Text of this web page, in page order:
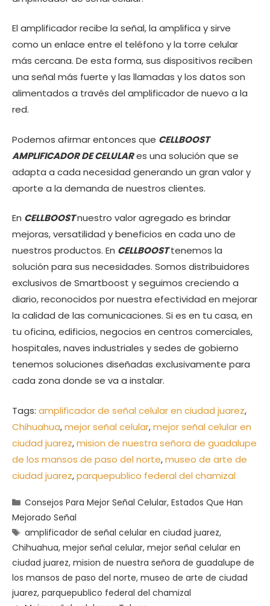
El amplificador recibe la señal, la amplifica y sirve
como un enlace entre el teléfono y la torre celular
más cercana. De esta forma, sus dispositivos reciben
una señal más fuerte y las llamadas y los datos son
alimentados a través del amplificador de nuevo a la
red.
Podemos afirmar entonces que CELLBOOST
AMPLIFICADOR DE CELULARes una solución que se
adapta a cada necesidad generando un gran valor y
aporte a la demanda de nuestros clientes.
En CELLBOOSTnuestro valor agregado es brindar
mejoras, versatilidad y beneficios en cada uno de
nuestros productos. En CELLBOOSTtenemos la
solución para sus necesidades. Somos distribuidores
exclusivos de Smartboost y seguimos creciendo a
diario, reconocidos por nuestra efectividad en mejorar
la calidad de las comunicaciones. Si es en tu casa, en
tu oficina, edificios, negocios en centros comerciales,
hospitales, naves industriales y sedes de gobierno
tenemos soluciones diseñadas exclusivamente para
cada zona donde se va a instalar.
Tags: amplificador de señal celular en ciudad juarez,
Chihuahua,mejor señal celular,mejor señal celular en
ciudad juarez,mision de nuestra señora de guadalupe
de los mansos de paso del norte,museo de arte de
ciudad juarez,parquepublico federal del chamizal
Categorías
Consejos Para Mejor Señal Celular,Estados Que Han
Mejorado Señal
Etiquetas
amplificador de señal celular en ciudad juarez,
Chihuahua, mejor señal celular, mejor señal celular en
ciudad juarez, mision de nuestra señora de guadalupe de
los mansos de paso del norte, museo de arte de ciudad
juarez, parquepublico federal del chamizal